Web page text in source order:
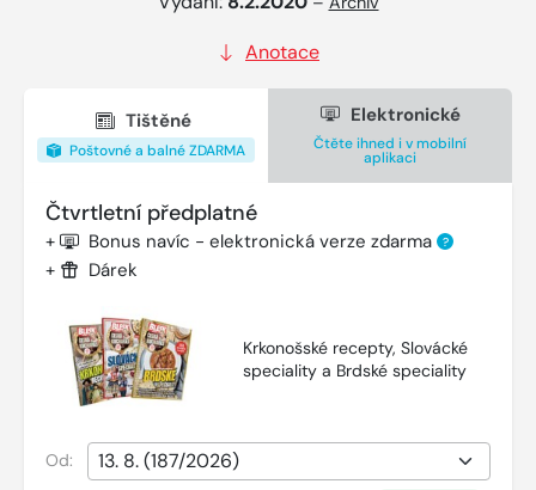
Anotace
Tištěné
Poštovné a balné ZDARMA
Elektronické
Čtěte ihned i v mobilní
aplikaci
Čtvrtletní předplatné
+ Bonus navíc - elektronická verze zdarma ?
+ Dárek
Krkonošské recepty, Slovácké
speciality a Brdské speciality
Od: